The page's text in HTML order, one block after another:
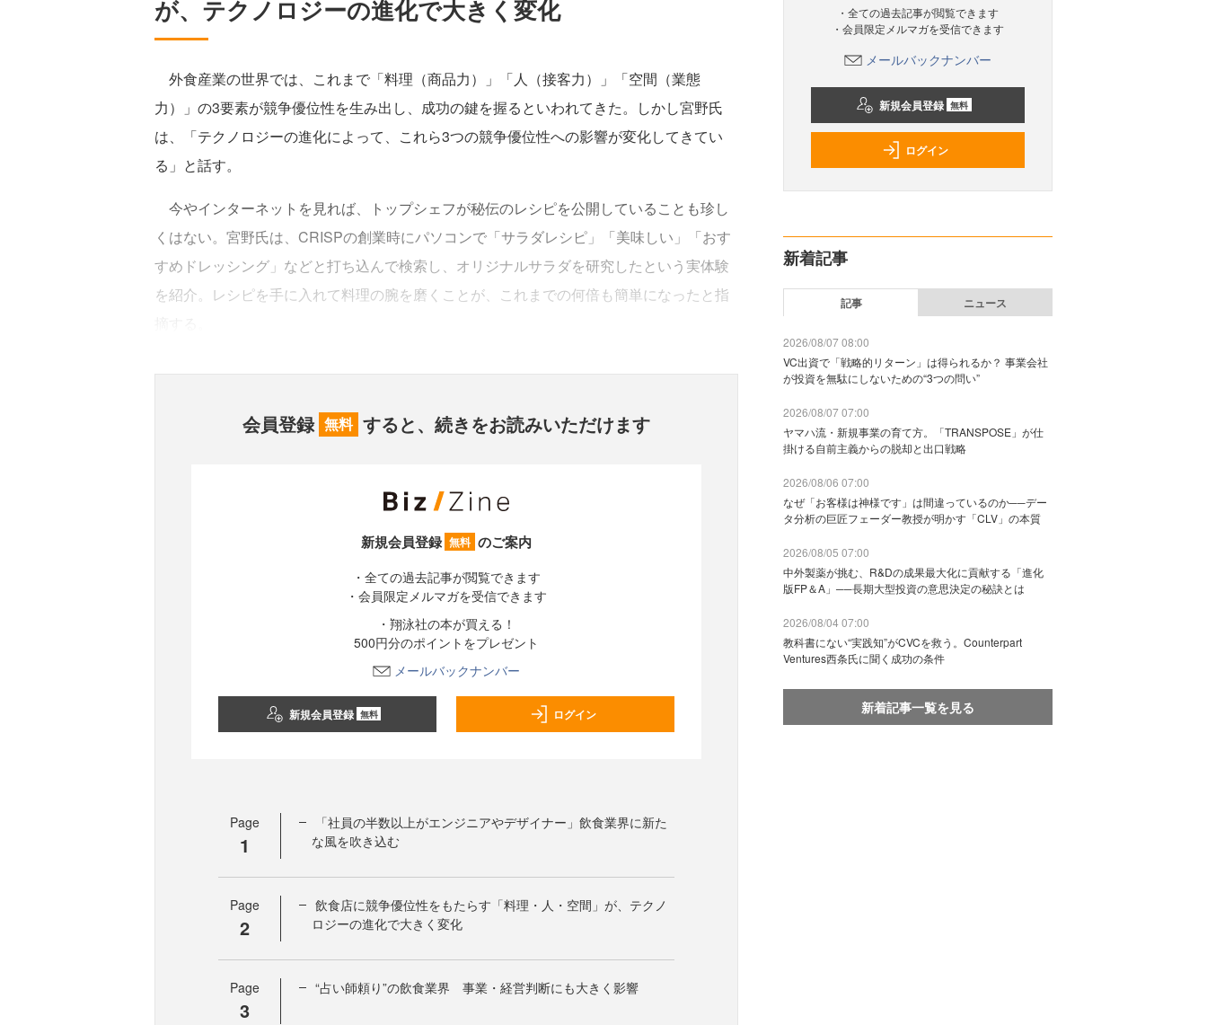
が、テクノロジーの進化で大きく変化
外食産業の世界では、これまで「料理（商品力）」「人（接客力）」「空間（業態
力）」の3要素が競争優位性を生み出し、成功の鍵を握るといわれてきた。しかし宮野氏
は、「テクノロジーの進化によって、これら3つの競争優位性への影響が変化してきてい
る」と話す。
今やインターネットを見れば、トップシェフが秘伝のレシピを公開していることも珍し
くはない。宮野氏は、CRISPの創業時にパソコンで「サラダレシピ」「美味しい」「おす
すめドレッシング」などと打ち込んで検索し、オリジナルサラダを研究したという実体験
を紹介。レシピを手に入れて料理の腕を磨くことが、これまでの何倍も簡単になったと指
会員登録 無料 すると、続きをお読みいただけます
新規会員登録 無料 のご案内
・全ての過去記事が閲覧できます
・会員限定メルマガを受信できます
・翔泳社の本が買える！
500円分のポイントをプレゼント
メールバックナンバー
新規会員登録 無料 ログイン
Page
1
「社員の半数以上がエンジニアやデザイナー」飲食業界に新た
な風を吹き込む
Page
2
飲食店に競争優位性をもたらす「料理・人・空間」が、テクノ
ロジーの進化で大きく変化
Page
3
“占い師頼り”の飲食業界 事業・経営判断にも大きく影響
・全ての過去記事が閲覧できます
・会員限定メルマガを受信できます
メールバックナンバー
新規会員登録 無料
ログイン
新着記事
記事 ニュース
2026/08/07 08:00
VC出資で「戦略的リターン」は得られるか？ 事業会社
が投資を無駄にしないための“3つの問い”
2026/08/07 07:00
ヤマハ流・新規事業の育て方。「TRANSPOSE」が仕
掛ける自前主義からの脱却と出口戦略
2026/08/06 07:00
なぜ「お客様は神様です」は間違っているのか──デー
タ分析の巨匠フェーダー教授が明かす「CLV」の本質
2026/08/05 07:00
中外製薬が挑む、R&Dの成果最大化に貢献する「進化
版FP＆A」──長期大型投資の意思決定の秘訣とは
2026/08/04 07:00
教科書にない“実践知”がCVCを救う。Counterpart
Ventures西条氏に聞く成功の条件
新着記事一覧を見る